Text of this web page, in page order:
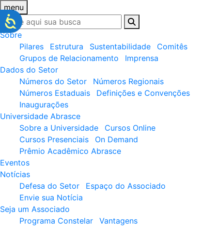
menu
Sobre
Pilares
Estrutura Sustentabilidade
Comitês
Grupos de Relacionamento
Imprensa
Dados do Setor
Números do Setor
Números Regionais
Números Estaduais
Definições e Convenções
Inaugurações
Universidade Abrasce
Sobre a Universidade
Cursos Online
Cursos Presenciais
On Demand
Prêmio Acadêmico Abrasce
Eventos
Notícias
Defesa do Setor
Espaço do Associado
Envie sua Notícia
Seja um Associado
Programa Constelar
Vantagens